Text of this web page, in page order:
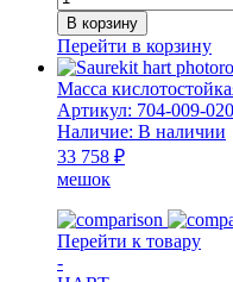
товара
Штукатурка
натуральная
печная
мешок
25
кг
В корзину
Перейти в корзину
Масса
Артикул: 704-009-
Наличие: В наличии
33 758 ₽
мешок
Перейти к товару
-